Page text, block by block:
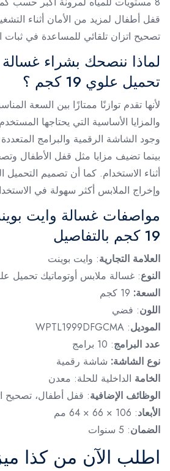
قفل أطفال لمزيد من الأمان أثناء
تصحيح اتزان تلقائي للمساعدة في ثبات
لماذا ننصحك بشراء
تحميل علوي 19 كجم ؟
لأنها تقدم توازنًا ممتازًا بين السعة
والمزايا الأساسية التي يحتاجها
وجود الشاشة الرقمية والبرامج
بينما تضيف مزايا مثل قفل الأطفال
أثناء الاستخدام. كما أن تصميم التحميل
وإخراج الملابس أكثر سهولة في
مواصفات غسالة وايت
19 كجم بالتفاصيل
العلامة التجارية: وايت بوينت
النوع: غسالة ملابس أوتوماتيك تحميل
السعة: 19 كجم
اللون: فضي
الموديل: WPTL1999DFGCMA
عدد البرامج: 10 برامج
نوع الشاشة: شاشة رقمية
الخامة الداخلية للحلة: معدن
الوظائف الإضافية: قفل أطفال، تصحيح
الأبعاد: 106 × 66 × 64 مم
الضمان: 5 سنوات
اطلب الآن من كذا